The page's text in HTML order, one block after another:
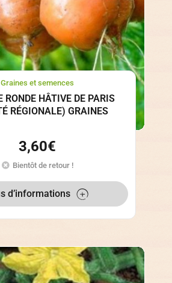
Graines et semences
RONDE HÂTIVE DE PARIS
RÉGIONALE) GRAINES
3,60€
Bientôt de retour !
d’informations